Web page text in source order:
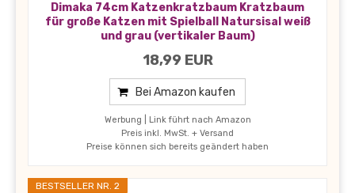
Dimaka 74cm Katzenkratzbaum Kratzbaum
für große Katzen mit Spielball Natursisal weiß
und grau (vertikaler Baum)
18,99 EUR
Bei Amazon kaufen
Werbung | Link führt nach Amazon
Preis inkl. MwSt. + Versand
Preise können sich bereits geändert haben
BESTSELLER NR. 2